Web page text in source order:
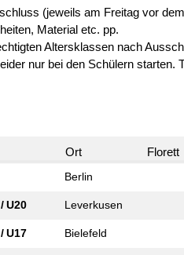
(jeweils am Freitag vor
Material etc. pp.
Altersklassen nach
nur bei den Schülern starten.
Ort Florett
Berlin
U20 Leverkusen
U17 Bielefeld